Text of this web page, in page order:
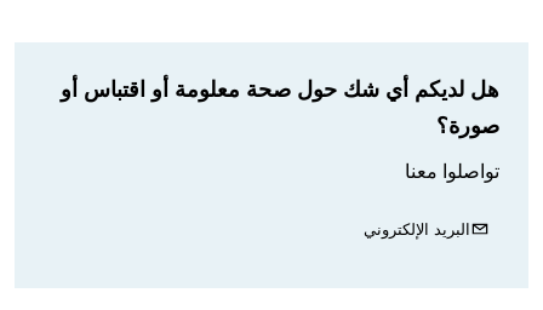
هل لديكم أي شك حول صحة معلومة أو اقتباس أو
صورة؟
تواصلوا معنا
البريد الإلكتروني